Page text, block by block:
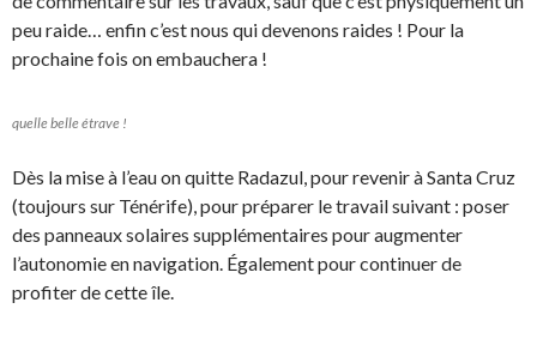
peu raide… enfin c’est nous qui devenons raides ! Pour la
prochaine fois on embauchera !
quelle belle étrave !
Dès la mise à l’eau on quitte Radazul, pour revenir à Santa Cruz
(toujours sur Ténérife), pour préparer le travail suivant : poser
des panneaux solaires supplémentaires pour augmenter
l’autonomie en navigation. Également pour continuer de
profiter de cette île.